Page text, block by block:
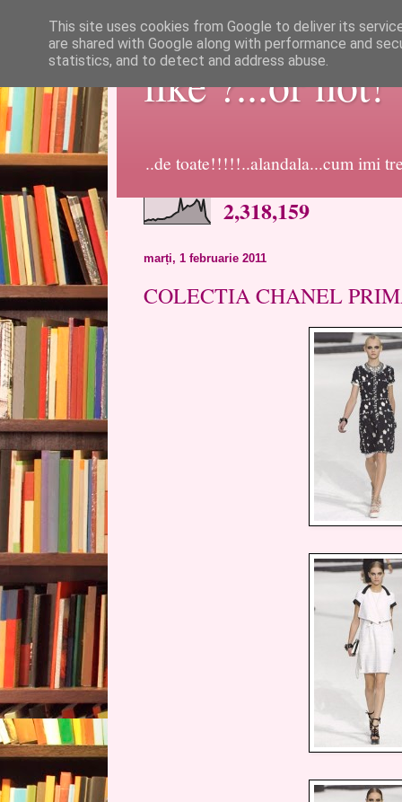
like ?...or not!
..de toate!!!!!..alandala...cum imi
2,318,159
marți, 1 februarie 2011
COLECTIA CHANEL
This site uses cookies from Google to deliver its
are shared with Google along with performance and
statistics, and to detect and address abuse.